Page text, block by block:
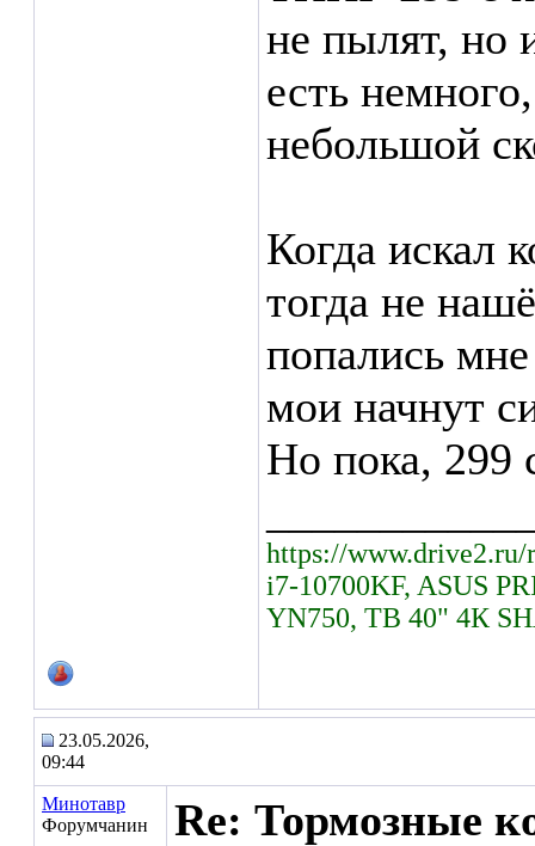
не пылят, но
есть
небольшой
Когда искал
тогда не
попались
мои начнут
Но пока, 299
https://www.drive2.ru/
i7-10700KF, ASUS
YN750, ТВ 40" 4К
23.05.2026,
09:44
Минотавр
Форумчанин
Re: Тормозные